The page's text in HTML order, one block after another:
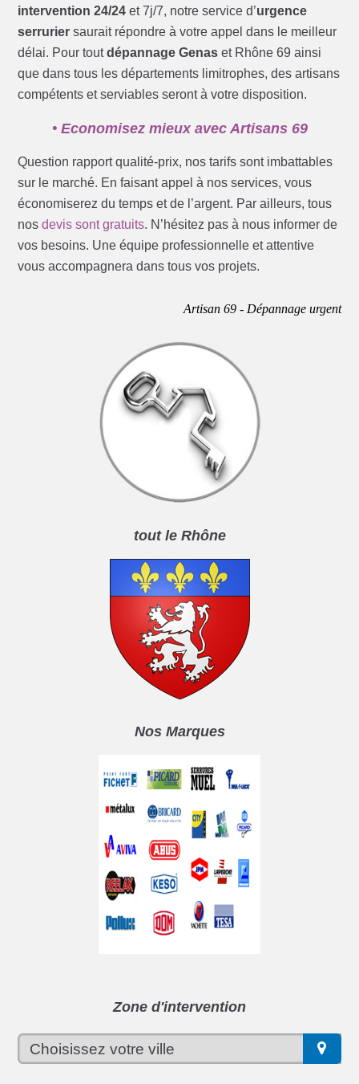
intervention 24/24 et 7j/7, notre service d’urgence
serrurier saurait répondre à votre appel dans le meilleur
délai. Pour toutdépannage Genas et Rhône 69 ainsi
que dans tous les départements limitrophes, des artisans
compétents et serviables seront à votre disposition.
• Economisez mieux avec Artisans 69
Question rapport qualité-prix, nos tarifs sont imbattables
sur le marché. En faisant appel à nos services, vous
économiserez du temps et de l’argent. Par ailleurs, tous
nosdevis sont gratuits. N’hésitez pas à nous informer de
vos besoins. Une équipe professionnelle et attentive
vous accompagnera dans tous vos projets.
Artisan 69 - Dépannage urgent
tout le Rhône
Nos Marques
Zone d'intervention